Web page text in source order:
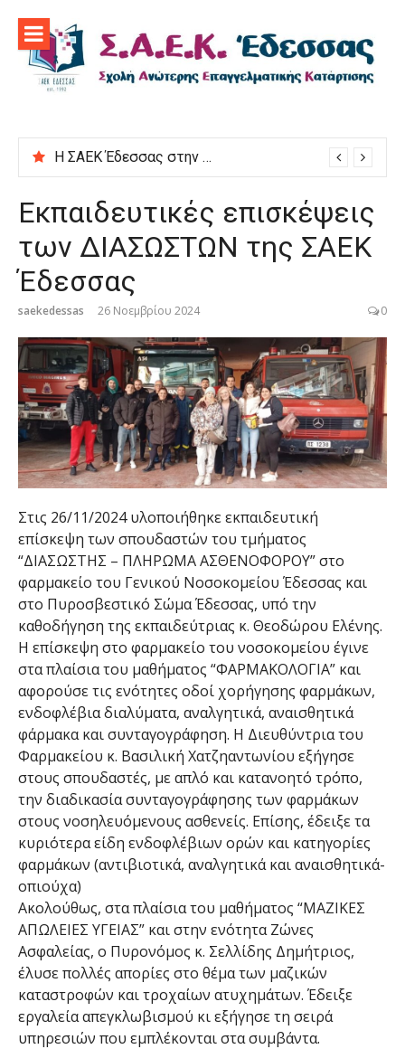
περιεχόμενο
Η ΣΑΕΚ Έδεσσας στην εκδήλωση “Μαγειρεύουμε στις ρίζες μας”
Εκπαιδευτικές επισκέψεις
των ΔΙΑΣΩΣΤΩΝ της ΣΑΕΚ
Έδεσσας
saekedessas 26 Νοεμβρίου 2024 0
Στις 26/11/2024 υλοποιήθηκε εκπαιδευτική
επίσκεψη των σπουδαστών του τμήματος
“ΔΙΑΣΩΣΤΗΣ – ΠΛΗΡΩΜΑ ΑΣΘΕΝΟΦΟΡΟΥ” στο
φαρμακείο του Γενικού Νοσοκομείου Έδεσσας και
στο Πυροσβεστικό Σώμα Έδεσσας, υπό την
καθοδήγηση της εκπαιδεύτριας κ. Θεοδώρου Ελένης.
Η επίσκεψη στο φαρμακείο του νοσοκομείου έγινε
στα πλαίσια του μαθήματος “ΦΑΡΜΑΚΟΛΟΓΙΑ” και
αφορούσε τις ενότητες οδοί χορήγησης φαρμάκων,
ενδοφλέβια διαλύματα, αναλγητικά, αναισθητικά
φάρμακα και συνταγογράφηση. Η Διευθύντρια του
Φαρμακείου κ. Βασιλική Χατζηαντωνίου εξήγησε
στους σπουδαστές, με απλό και κατανοητό τρόπο,
την διαδικασία συνταγογράφησης των φαρμάκων
στους νοσηλευόμενους ασθενείς. Επίσης, έδειξε τα
κυριότερα είδη ενδοφλέβιων ορών και κατηγορίες
φαρμάκων (αντιβιοτικά, αναλγητικά και αναισθητικά-
οπιούχα)
Ακολούθως, στα πλαίσια του μαθήματος “ΜΑΖΙΚΕΣ
ΑΠΩΛΕΙΕΣ ΥΓΕΙΑΣ” και στην ενότητα Ζώνες
Ασφαλείας, ο Πυρονόμος κ. Σελλίδης Δημήτριος,
έλυσε πολλές απορίες στο θέμα των μαζικών
καταστροφών και τροχαίων ατυχημάτων. Έδειξε
εργαλεία απεγκλωβισμού κι εξήγησε τη σειρά
υπηρεσιών που εμπλέκονται στα συμβάντα.